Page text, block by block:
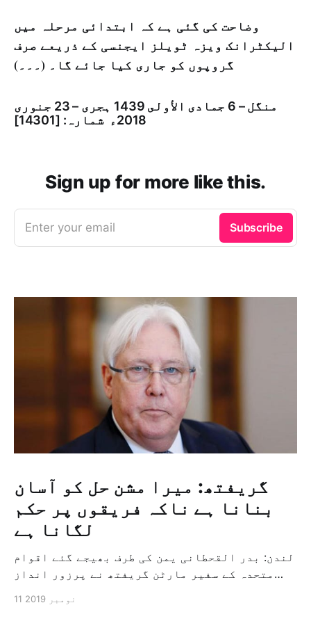
وضاحت کی گئی ہے کہ ابتدائی مرحلہ میں
الیکٹرانک ویزہ ٹویلز ایجنسی کے ذریعے صرف
گروپوں کو جاری کیا جائے گا۔ (۔۔۔)
منگل – 6 جمادى الأولى 1439 ہجری – 23 جنوری
2018ء شمارہ: [14301]
Sign up for more like this.
Enter your email Subscribe
گریفتھ: میرا مشن حل کو آسان
بنانا ہے ناکہ فریقوں پر حکم
لگانا ہے
لندن: بدر القحطانی یمن کی طرف بھیجے گئے اقوام
متحدہ کے سفیر مارٹن گریفتھ نے پرزور انداز
ثالثی اور اس کشمکش کی حدبندی کرنے کے لئے ایک
11 نومبر 2019